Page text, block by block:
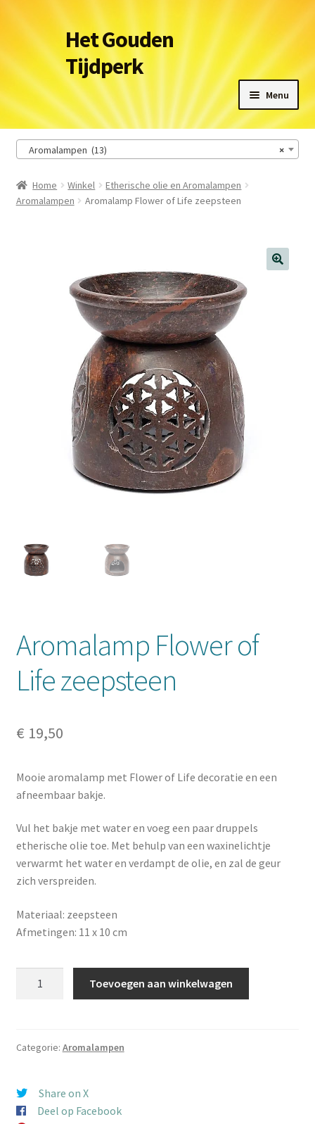
naar
navigatie
de
inhoud
Het Gouden
Tijdperk
Menu
Winkel
Het Gouden Tijdperk
Winkelmand
×
Aromalampen (13)
Home Winkel
Etherische olie en Aromalampen
Aromalampen
Aromalamp Flower of Life zeepsteen
Aromalamp Flower of
Life zeepsteen
€ 19,50
Mooie aromalamp met Flower of Life decoratie en een
afneembaar bakje.
Vul het bakje met water en voeg een paar druppels
etherische olie toe. Met behulp van een waxinelichtje
verwarmt het water en verdampt de olie, en zal de geur
zich verspreiden.
Materiaal: zeepsteen
Afmetingen: 11 x 10 cm
zeepsteen
Toevoegen aan winkelwagen
Categorie: Aromalampen
Share on X
Deel op Facebook